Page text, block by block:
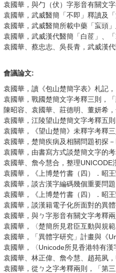
袁國華，與勹（伏）字形音有關文
袁國華，武威醫簡「不即」釋讀及
袁國華，武威醫簡所載中藥「䖟頭
袁國華，武威漢代醫簡「白茝」、
袁國華、蔡忠志、吳長青，武威漢
會議論文:
袁國華，讀《包山楚簡字表》札記
袁國華，戰國楚簡文字考釋三則，
陳昭容、袁國華、莊德明、董妍希
袁國華，江陵望山楚簡文字考釋五
袁國華，《望山楚簡》未釋字考釋
袁國華，楚簡疾病及相關問題初探
袁國華，由書寫方式談楚簡文字的
袁國華、詹今慧合，整理
袁國華，《上博楚竹書（四）．昭
袁國華，談古漢字編碼幾個重要問
袁國華，《上博楚竹書（四）．昭
袁國華，談漢籍電子化所面對的異
袁國華，與ㄅ字形音有關文字考釋
袁國華，〈楚簡所見君臣互動與規
袁國華，「異體字研究」計畫與《
袁國華，〈Unicode所見香港特有
袁國華、林正偉、詹今慧、趙苑夙
袁國華，從ㄅ之字考釋兩則，「第